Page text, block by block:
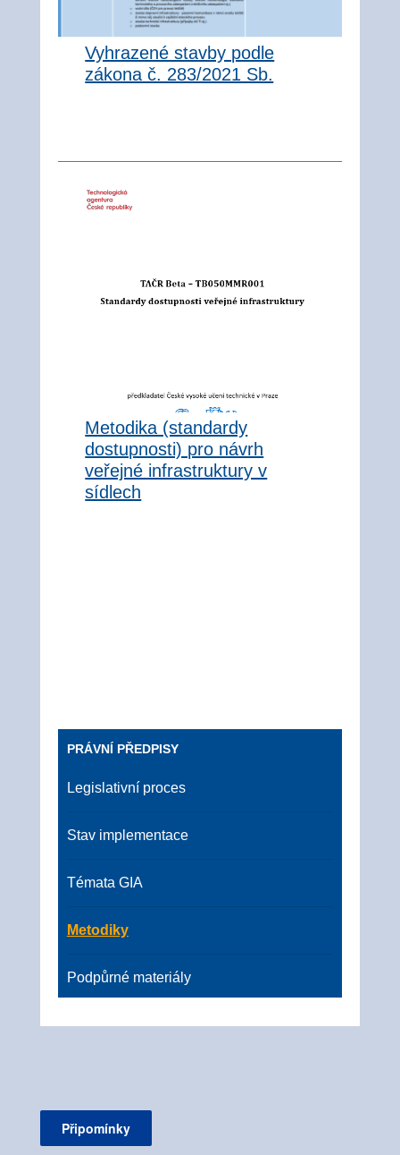
PRÁVNÍ PŘEDPISY
Legislativní proces
Stav implementace
Témata GIA
Metodiky
Podpůrné materiály
Vyhrazené stavby podle
zákona č. 283/2021 Sb.
Metodika (standardy
dostupnosti) pro návrh
veřejné infrastruktury v
sídlech
Připomínky